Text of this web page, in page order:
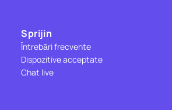
Sprijin
Întrebări frecvente
Dispozitive acceptate
Chat live